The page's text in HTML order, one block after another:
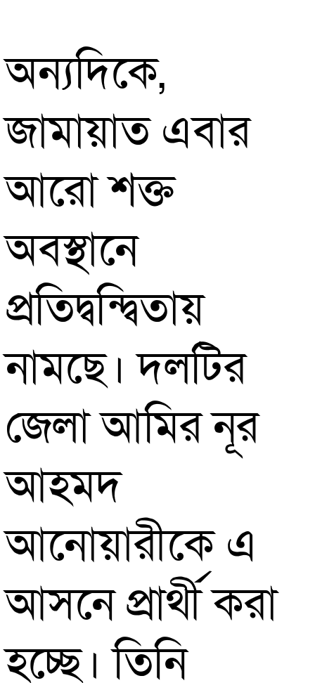
অন্যদিকে,
জামায়াত এবার
আরো শক্ত
অবস্থানে
প্রতিদ্বন্দ্বিতায়
নামছে। দলটির
জেলা আমির নূর
আহমদ
আনোয়ারীকে এ
আসনে প্রার্থী করা
হচ্ছে। তিনি